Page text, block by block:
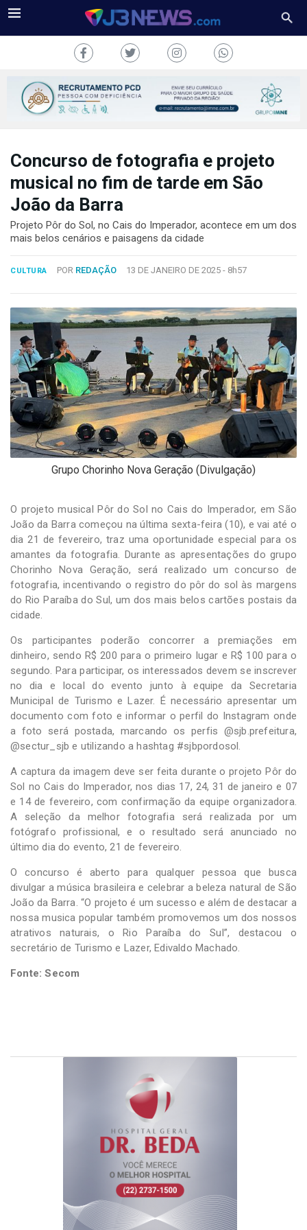
J3NEWS
TV
COLUNAS
2024
Desenvolvido
Hesea
Tecnologia
Sistemas
Concurso de fotografia e projeto
musical no fim de tarde em São
João da Barra
Projeto Pôr do Sol, no Cais do Imperador, acontece em um dos
mais belos cenários e paisagens da cidade
CULTURA POR REDAÇÃO 13 DE JANEIRO DE 2025 - 8h57
Grupo Chorinho Nova Geração (Divulgação)
O projeto musical Pôr do Sol no Cais do Imperador, em São
João da Barra começou na última sexta-feira (10), e vai até o
dia 21 de fevereiro, traz uma oportunidade especial para os
amantes da fotografia. Durante as apresentações do grupo
Chorinho Nova Geração, será realizado um concurso de
fotografia, incentivando o registro do pôr do sol às margens
do Rio Paraíba do Sul, um dos mais belos cartões postais da
cidade.
Os participantes poderão concorrer a premiações em
dinheiro, sendo R$ 200 para o primeiro lugar e R$ 100 para o
segundo. Para participar, os interessados devem se inscrever
no dia e local do evento junto à equipe da Secretaria
Municipal de Turismo e Lazer. É necessário apresentar um
documento com foto e informar o perfil do Instagram onde
a foto será postada, marcando os perfis @sjb.prefeitura,
@sectur_sjb e utilizando a hashtag #sjbpordosol.
A captura da imagem deve ser feita durante o projeto Pôr do
Sol no Cais do Imperador, nos dias 17, 24, 31 de janeiro e 07
e 14 de fevereiro, com confirmação da equipe organizadora.
A seleção da melhor fotografia será realizada por um
fotógrafo profissional, e o resultado será anunciado no
último dia do evento, 21 de fevereiro.
O concurso é aberto para qualquer pessoa que busca
divulgar a música brasileira e celebrar a beleza natural de São
João da Barra. “O projeto é um sucesso e além de destacar a
nossa musica popular também promovemos um dos nossos
atrativos naturais, o Rio Paraíba do Sul”, destacou o
secretário de Turismo e Lazer, Edivaldo Machado.
Fonte: Secom